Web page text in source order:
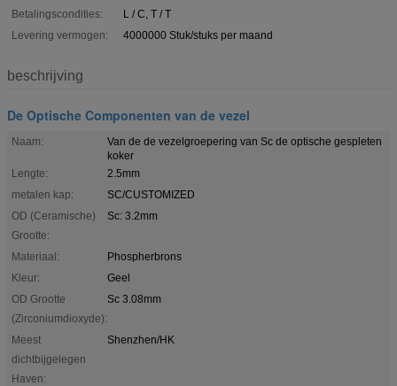
Betalingscondities:
L / C, T / T
Levering vermogen:
4000000 Stuk/stuks per maand
beschrijving
De Optische Componenten van de vezel
Naam:
Van de de vezelgroepering van Sc de optische gespleten
koker
Lengte:
2.5mm
metalen kap:
SC/CUSTOMIZED
OD (Ceramische)
Grootte:
Sc: 3.2mm
Materiaal:
Phospherbrons
Kleur:
Geel
OD Grootte
(Zirconiumdioxyde):
Sc 3.08mm
Meest
dichtbijgelegen
Haven:
Shenzhen/HK